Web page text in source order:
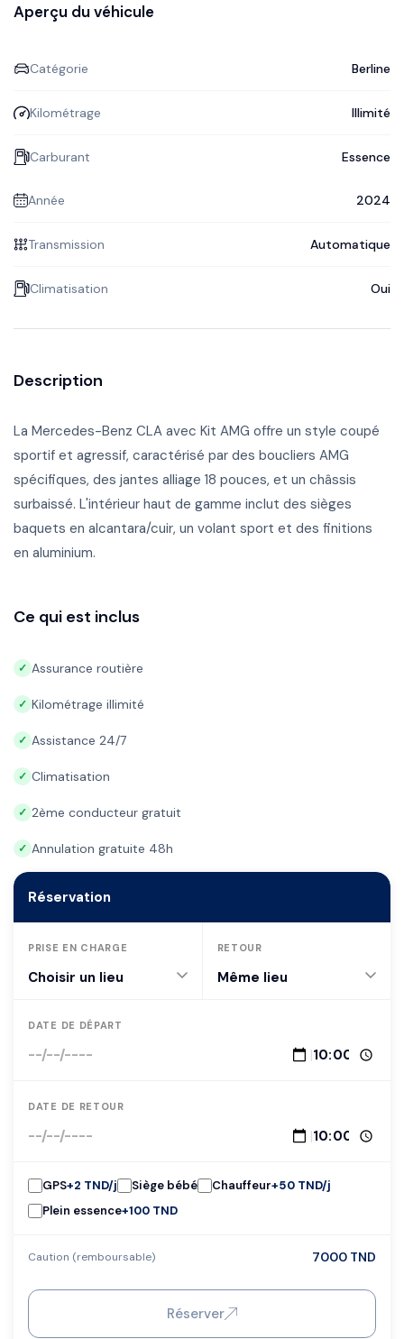
Aperçu du véhicule
Catégorie Berline
Kilométrage Illimité
Carburant Essence
Année 2024
Transmission Automatique
Climatisation Oui
Description
La Mercedes-Benz CLA avec Kit AMG offre un style coupé
sportif et agressif, caractérisé par des boucliers AMG
spécifiques, des jantes alliage 18 pouces, et un châssis
surbaissé. L'intérieur haut de gamme inclut des sièges
baquets en alcantara/cuir, un volant sport et des finitions
en aluminium.
Ce qui est inclus
✓ Assurance routière
✓ Kilométrage illimité
✓ Assistance 24/7
✓ Climatisation
✓ 2ème conducteur gratuit
✓ Annulation gratuite 48h
Réservation
PRISE EN CHARGE RETOUR
DATE DE DÉPART
|
DATE DE RETOUR
|
GPS+2 TND/j Siège bébé Chauffeur+50 TND/j
Plein essence+100 TND
Caution (remboursable) 7000 TND
Réserver